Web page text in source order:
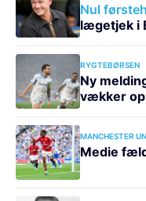
Nul
lægetjek i
RYGTEBØRSEN
Ny
vækker
MANCHESTER
Medie